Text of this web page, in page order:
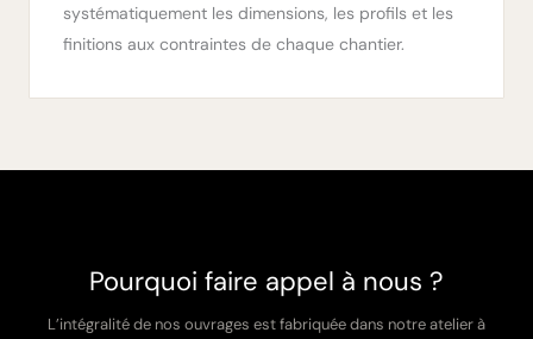
systématiquement les dimensions, les profils et les
finitions aux contraintes de chaque chantier.
Pourquoi faire appel à nous ?
L’intégralité de nos ouvrages est fabriquée dans notre atelier à